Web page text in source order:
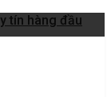
tín hàng đầu